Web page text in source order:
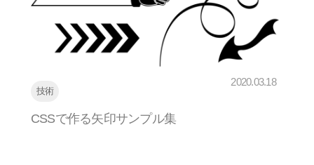
技術
2020.03.18
CSSで作る矢印サンプル集